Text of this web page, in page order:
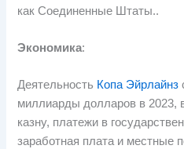
как Соединенные Штаты..
Экономика:
Деятельность Копа Эйрлайнз
миллиарды долларов в 2023,
казну, платежи в
заработная плата и местные